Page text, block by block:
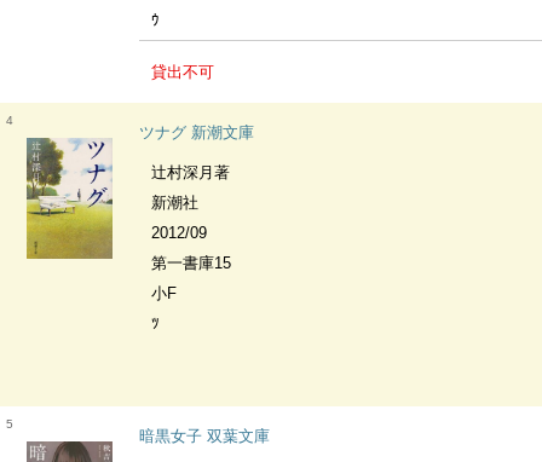
ｳ
貸出不可
4
ツナグ 新潮文庫
辻村深月著
新潮社
2012/09
第一書庫15
小F
ﾂ
5
暗黒女子 双葉文庫